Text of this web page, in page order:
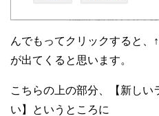
んでもってクリックすると、
が出てくると思います。
こちらの上の部分、【新しい
い】というところに